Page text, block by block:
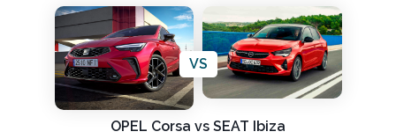
VS
OPEL Corsa vs SEAT Ibiza